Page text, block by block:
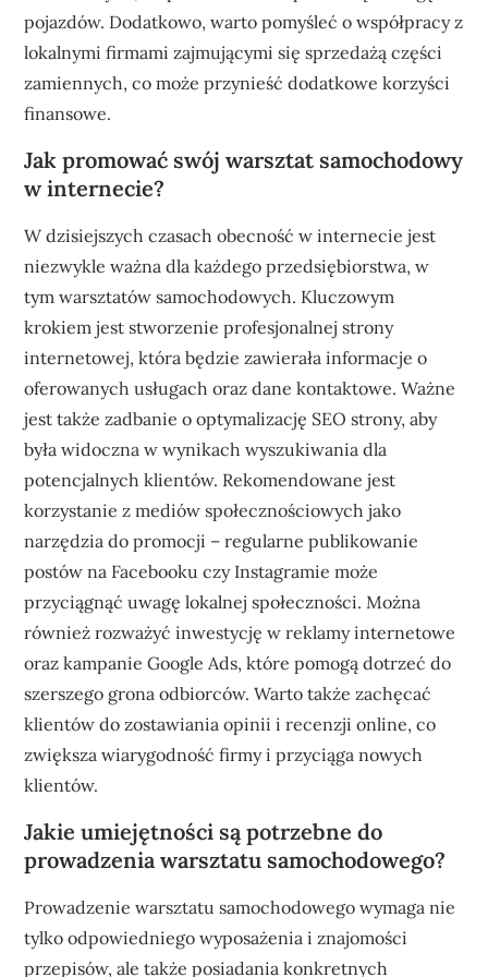
pojazdów. Dodatkowo, warto pomyśleć o współpracy z
lokalnymi firmami zajmującymi się sprzedażą części
zamiennych, co może przynieść dodatkowe korzyści
finansowe.
Jak promować swój warsztat samochodowy
w internecie?
W dzisiejszych czasach obecność w internecie jest
niezwykle ważna dla każdego przedsiębiorstwa, w
tym warsztatów samochodowych. Kluczowym
krokiem jest stworzenie profesjonalnej strony
internetowej, która będzie zawierała informacje o
oferowanych usługach oraz dane kontaktowe. Ważne
jest także zadbanie o optymalizację SEO strony, aby
była widoczna w wynikach wyszukiwania dla
potencjalnych klientów. Rekomendowane jest
korzystanie z mediów społecznościowych jako
narzędzia do promocji – regularne publikowanie
postów na Facebooku czy Instagramie może
przyciągnąć uwagę lokalnej społeczności. Można
również rozważyć inwestycję w reklamy internetowe
oraz kampanie Google Ads, które pomogą dotrzeć do
szerszego grona odbiorców. Warto także zachęcać
klientów do zostawiania opinii i recenzji online, co
zwiększa wiarygodność firmy i przyciąga nowych
klientów.
Jakie umiejętności są potrzebne do
prowadzenia warsztatu samochodowego?
Prowadzenie warsztatu samochodowego wymaga nie
tylko odpowiedniego wyposażenia i znajomości
przepisów, ale także posiadania konkretnych